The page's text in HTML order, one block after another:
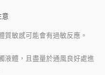
意
質敏感可能會有過敏反應。
液體，且盡量於通風良好處進